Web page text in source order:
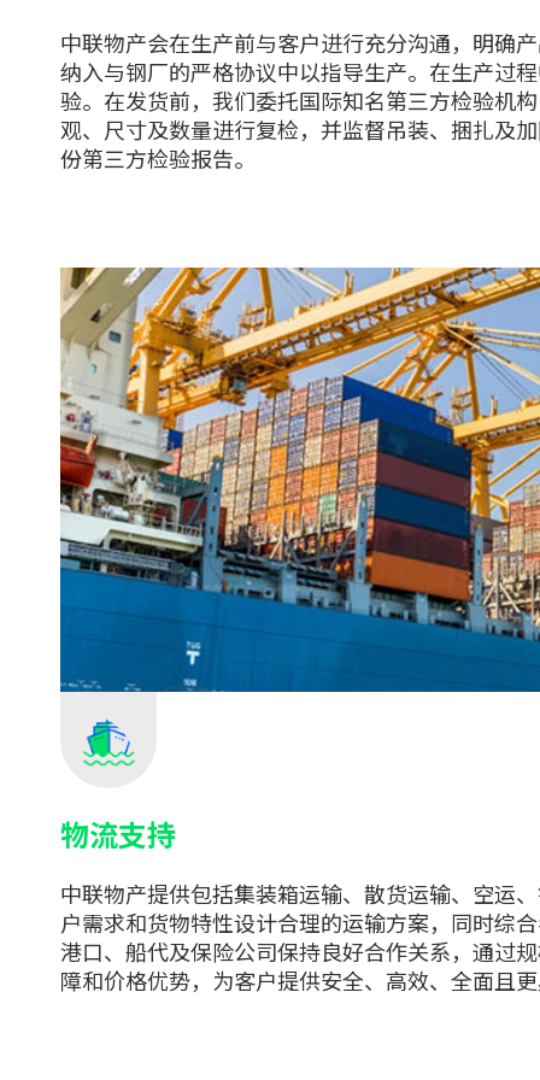
中联物产会在生产前与客户进行充分沟通，明确
纳入与钢厂的严格协议中以指导生产。在生产过
验。在发货前，我们委托国际知名第三方检验机
观、尺寸及数量进行复检，并监督吊装、捆扎及
份第三方检验报告。
物流支持
中联物产提供包括集装箱运输、散货运输、空运
户需求和货物特性设计合理的运输方案，同时综
港口、船代及保险公司保持良好合作关系，通过
障和价格优势，为客户提供安全、高效、全面且